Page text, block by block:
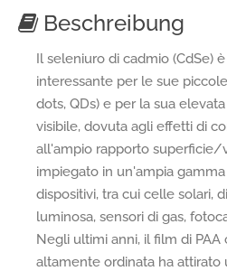
Beschreibung
Il seleniuro di cadmio (CdSe)
interessante per le sue
dots, QDs) e per la sua
visibile, dovuta agli effetti di
all'ampio rapporto superficie/
impiegato in un'ampia
dispositivi, tra cui celle solari,
luminosa, sensori di gas,
Negli ultimi anni, il film di
altamente ordinata ha